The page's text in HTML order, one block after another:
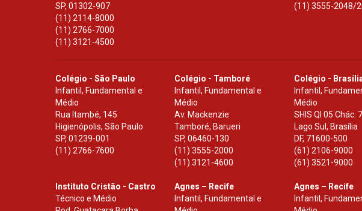
SP, 01302-907
(11) 2114-8000
(11) 2766-7000
(11) 3121-4500
(11) 3555-2048/
Colégio - São Paulo
Infantil, Fundamental e
Médio
Rua Itambé, 145
Higienópolis, São Paulo
SP, 01239-001
(11) 2766-7600
Colégio - Tamboré
Infantil, Fundamental e
Médio
Av. Mackenzie
Tamboré, Barueri
SP,06460-130
(11) 3555-2000
(11) 3121-4600
Colégio -
Infantil,
Médio
SHIS Ql 05 Chác.
Lago Sul, Brasília
DF, 71600-500
(61) 2106-9000
(61) 3521-9000
Instituto Cristão - Castro
Técnico e Médio
Agnes – Recife
Infantil, Fundamental e
Agnes – Recife
Infantil,